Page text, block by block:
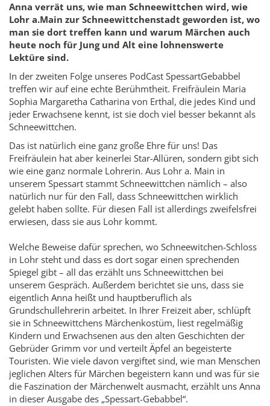
Anna verrät uns, wie man Schneewittchen wird, wie
Lohr a.Main zur Schneewittchenstadt geworden ist, wo
man sie dort treffen kann und warum Märchen auch
heute noch für Jung und Alt eine lohnenswerte
Lektüre sind.
In der zweiten Folge unseres PodCast SpessartGebabbel
treffen wir auf eine echte Berühmtheit. Freifräulein Maria
Sophia Margaretha Catharina von Erthal, die jedes Kind und
jeder Erwachsene kennt, ist sie doch viel besser bekannt als
Schneewittchen.
Das ist natürlich eine ganz große Ehre für uns! Das
Freifräulein hat aber keinerlei Star-Allüren, sondern gibt sich
wie eine ganz normale Lohrerin. Aus Lohr a. Main in
unserem Spessart stammt Schneewittchen nämlich – also
natürlich nur für den Fall, dass Schneewittchen wirklich
gelebt haben sollte. Für diesen Fall ist allerdings zweifelsfrei
erwiesen, dass sie aus Lohr kommt.
Welche Beweise dafür sprechen, wo Schneewitchen-Schloss
in Lohr steht und dass es dort sogar einen sprechenden
Spiegel gibt – all das erzählt uns Schneewittchen bei
unserem Gespräch. Außerdem berichtet sie uns, dass sie
eigentlich Anna heißt und hauptberuflich als
Grundschullehrerin arbeitet. In Ihrer Freizeit aber, schlüpft
sie in Schneewittchens Märchenkostüm, liest regelmäßig
Kindern und Erwachsenen aus den alten Geschichten der
Gebrüder Grimm vor und verteilt Äpfel an begeisterte
Touristen. Wie viele davon vergiftet sind, wie man Menschen
jeglichen Alters für Märchen begeistern kann und was für sie
die Faszination der Märchenwelt ausmacht, erzählt uns Anna
in dieser Ausgabe des „Spessart-Gebabbel“.